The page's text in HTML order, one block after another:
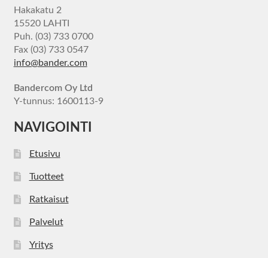
Hakakatu 2
15520 LAHTI
Puh. (03) 733 0700
Fax (03) 733 0547
info@bander.com
Bandercom Oy Ltd
Y-tunnus: 1600113-9
NAVIGOINTI
Etusivu
Tuotteet
Ratkaisut
Palvelut
Yritys